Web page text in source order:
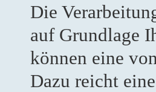
Die
auf Grundlage
können eine
Dazu reicht